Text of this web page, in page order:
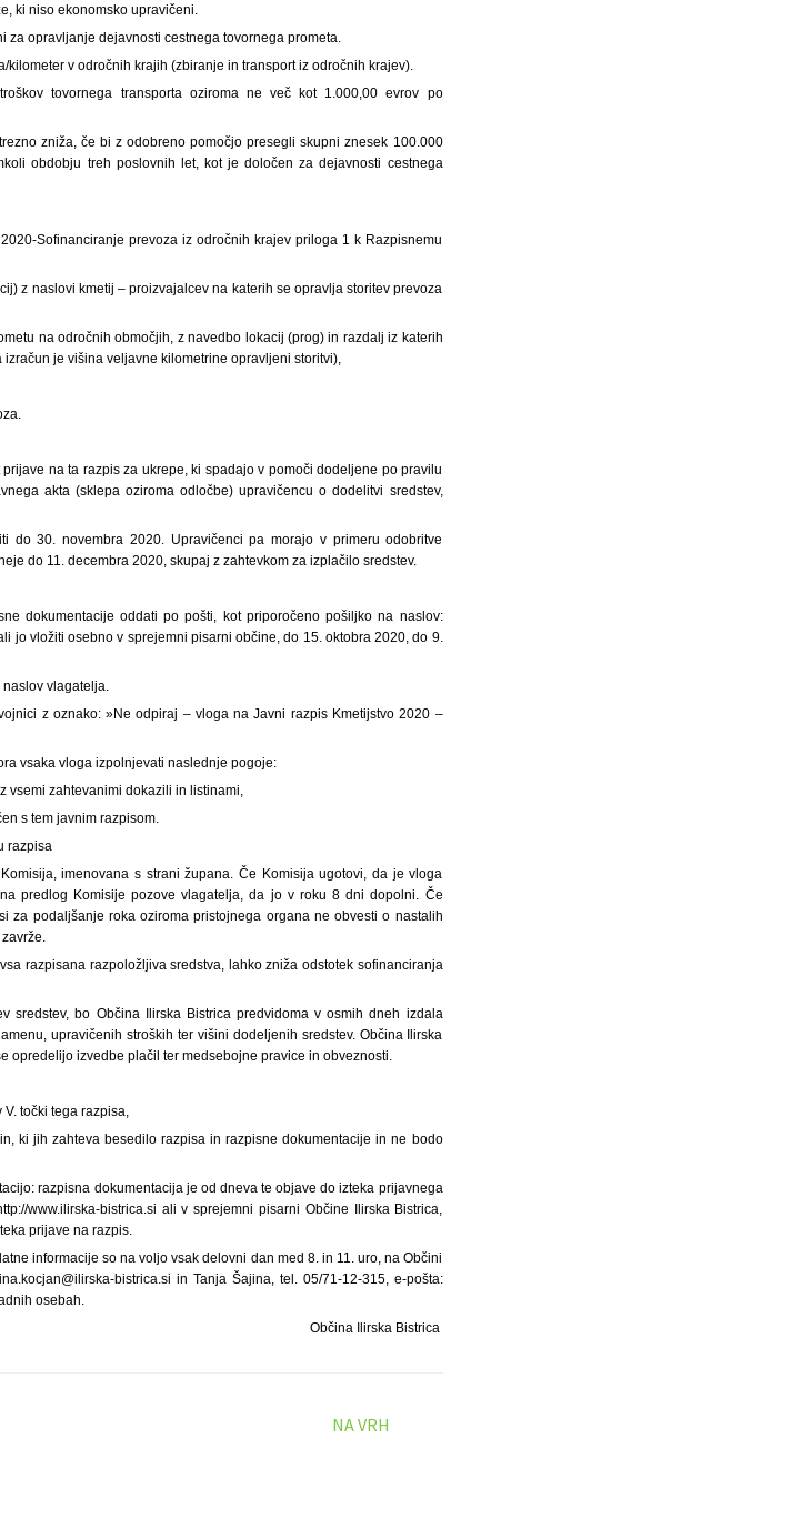
ki niso ekonomsko upravičeni.
za opravljanje dejavnosti cestnega tovornega prometa.
v odročnih krajih (zbiranje in transport iz odročnih krajev).
tovornega transporta oziroma ne več kot 1.000,00 evrov po
zniža, če bi z odobreno pomočjo presegli skupni znesek 100.000
obdobju treh poslovnih let, kot je določen za dejavnosti cestnega
Sofinanciranje prevoza iz odročnih krajev priloga 1 k Razpisnemu
z naslovi kmetij – proizvajalcev na katerih se opravlja storitev prevoza
na odročnih območjih, z navedbo lokacij (prog) in razdalj iz katerih
je višina veljavne kilometrine opravljeni storitvi),
na ta razpis za ukrepe, ki spadajo v pomoči dodeljene po pravilu
akta (sklepa oziroma odločbe) upravičencu o dodelitvi sredstev,
do 30. novembra 2020. Upravičenci pa morajo v primeru odobritve
do 11. decembra 2020, skupaj z zahtevkom za izplačilo sredstev.
dokumentacije oddati po pošti, kot priporočeno pošiljko na naslov:
jo vložiti osebno v sprejemni pisarni občine, do 15. oktobra 2020, do 9.
naslov vlagatelja.
z oznako: »Ne odpiraj – vloga na Javni razpis Kmetijstvo 2020 –
vsaka vloga izpolnjevati naslednje pogoje:
vsemi zahtevanimi dokazili in listinami,
s tem javnim razpisom.
razpisa
imenovana s strani župana. Če Komisija ugotovi, da je vloga
predlog Komisije pozove vlagatelja, da jo v roku 8 dni dopolni. Če
za podaljšanje roka oziroma pristojnega organa ne obvesti o nastalih
razpisana razpoložljiva sredstva, lahko zniža odstotek sofinanciranja
sredstev, bo Občina Ilirska Bistrica predvidoma v osmih dneh izdala
upravičenih stroških ter višini dodeljenih sredstev. Občina Ilirska
opredelijo izvedbe plačil ter medsebojne pravice in obveznosti.
točki tega razpisa,
ki jih zahteva besedilo razpisa in razpisne dokumentacije in ne bodo
razpisna dokumentacija je od dneva te objave do izteka prijavnega
www.ilirska-bistrica.si ali v sprejemni pisarni Občine Ilirska Bistrica,
prijave na razpis.
informacije so na voljo vsak delovni dan med 8. in 11. uro, na Občini
bistrica.si in Tanja Šajina, tel. 05/71-12-315, e-pošta:
osebah.
Občina Ilirska Bistrica
NA VRH